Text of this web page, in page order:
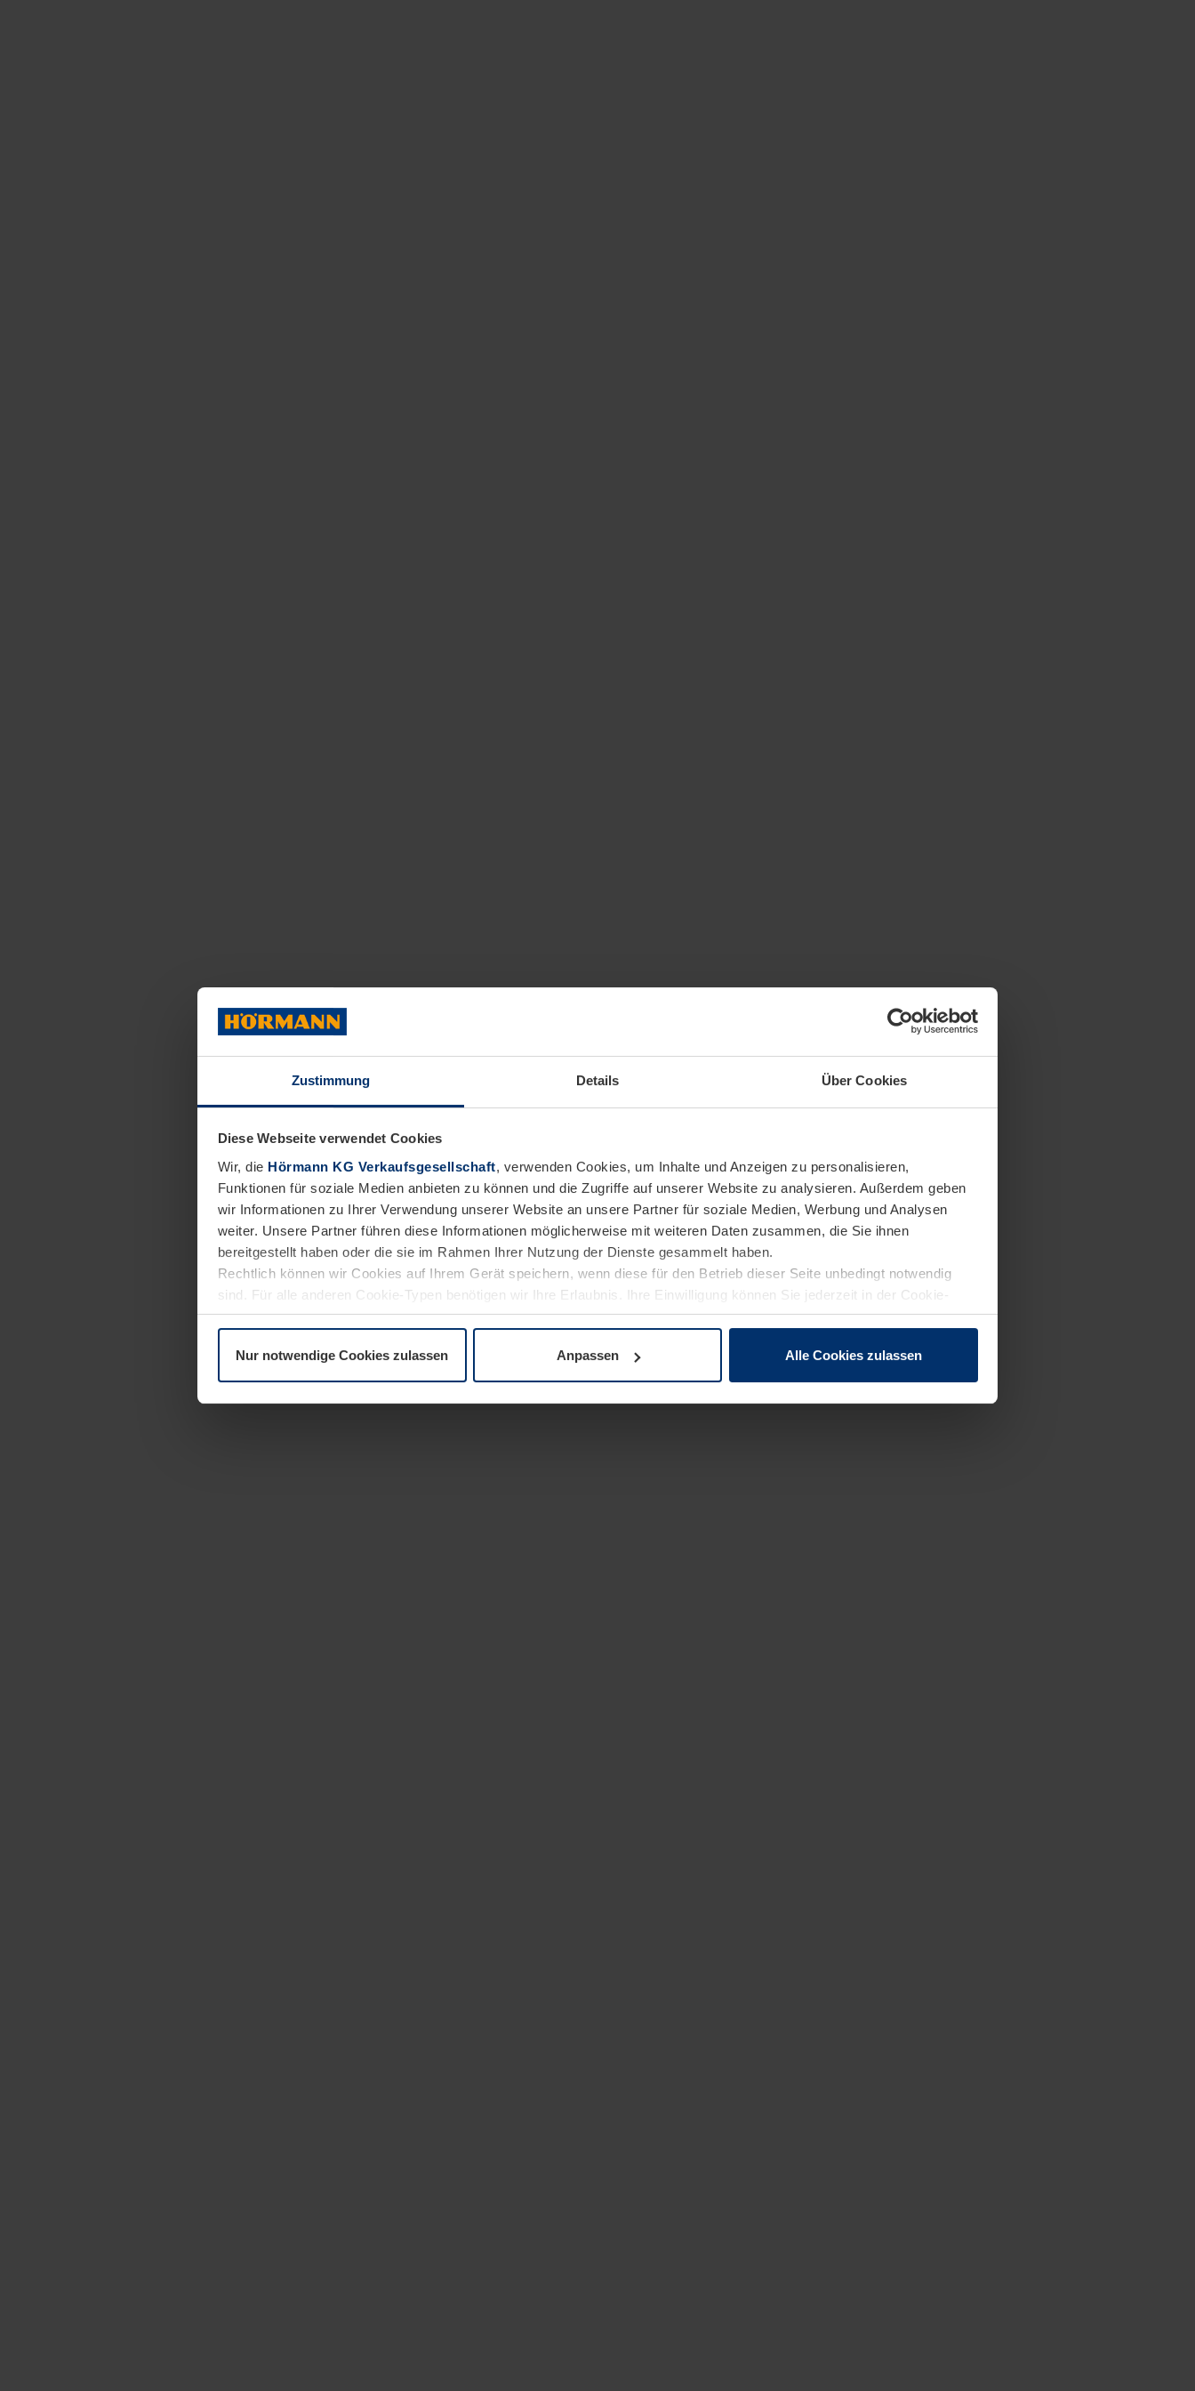
Zustimmung Details Über Cookies
Diese Webseite verwendet Cookies
Wir, die Hörmann KG Verkaufsgesellschaft, verwenden Cookies, um Inhalte und Anzeigen zu personalisieren,
Funktionen für soziale Medien anbieten zu können und die Zugriffe auf unserer Website zu analysieren. Außerdem geben
wir Informationen zu Ihrer Verwendung unserer Website an unsere Partner für soziale Medien, Werbung und Analysen
weiter. Unsere Partner führen diese Informationen möglicherweise mit weiteren Daten zusammen, die Sie ihnen
bereitgestellt haben oder die sie im Rahmen Ihrer Nutzung der Dienste gesammelt haben.
Rechtlich können wir Cookies auf Ihrem Gerät speichern, wenn diese für den Betrieb dieser Seite unbedingt notwendig
sind. Für alle anderen Cookie-Typen benötigen wir Ihre Erlaubnis. Ihre Einwilligung können Sie jederzeit in der Cookie-
Erläuterung auf der SeiteDatenschutzerklärungunserer Website ändern oder widerrufen.
Nur notwendige Cookies zulassen Anpassen Alle Cookies zulassen